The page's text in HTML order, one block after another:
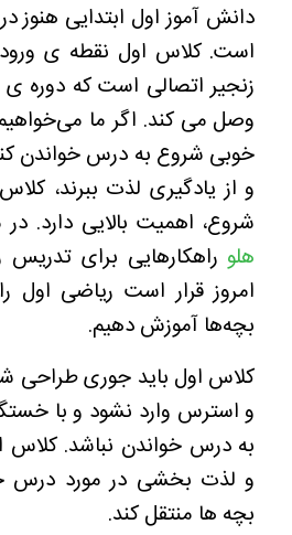
دانش آموز اول ابتدایی هنوز
است. کلاس اول نقطه ی
زنجیر اتصالی است که دوره ی
وصل می کند. اگر ما
خوبی شروع به درس خواندن
و از یادگیری لذت ببرند،
شروع، اهمیت بالایی دارد. در
هلوراهکارهایی برای تدریس
امروز قرار است ریاضی اول
بچه‌ها آموزش دهیم.
کلاس اول باید جوری طراحی
و استرس وارد نشود و با
به درس خواندن نباشد.
و لذت بخشی در مورد درس
بچه ها منتقل کند.